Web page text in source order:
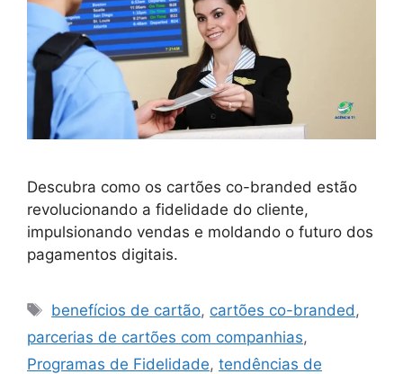
Descubra como os cartões co-branded estão
revolucionando a fidelidade do cliente,
impulsionando vendas e moldando o futuro dos
pagamentos digitais.
Tags
benefícios de cartão, cartões co-branded ,
parcerias de cartões com companhias,
Programas de Fidelidade, tendências de